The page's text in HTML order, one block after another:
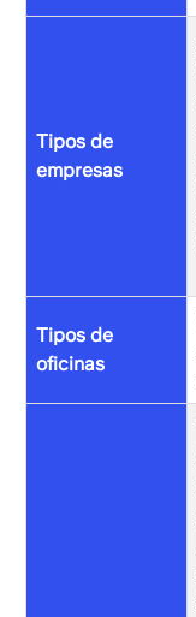
Tipos de
empresas
Tipos de
oficinas